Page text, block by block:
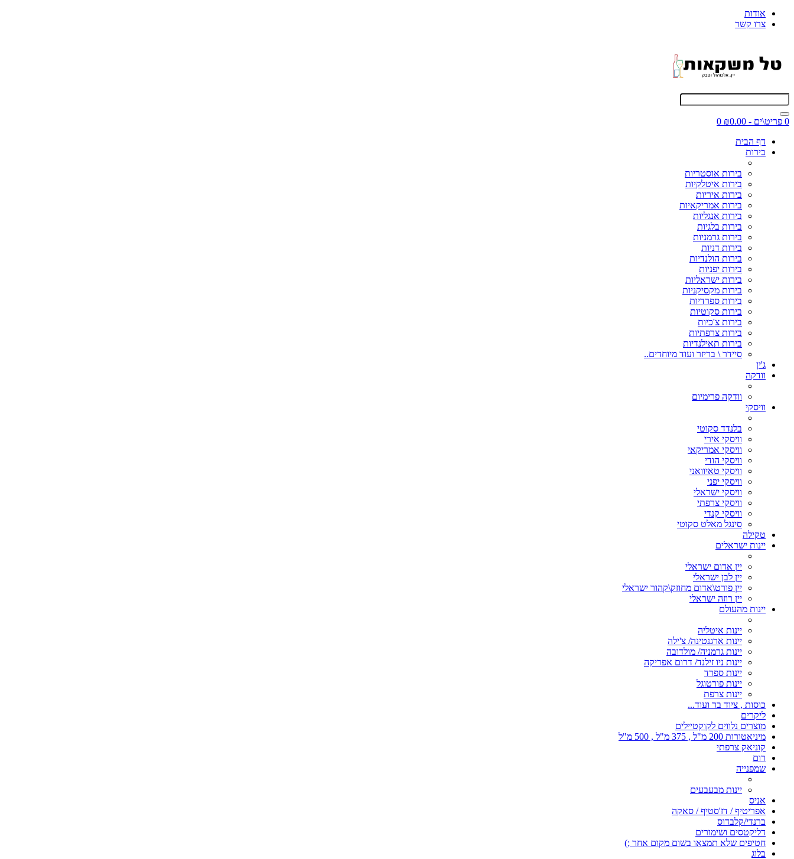
אודות
צרו קשר
0 פריט\ים - ₪0.00
0
דף הבית
בירות
בירות אוסטריות
בירות איטלקיות
בירות איריות
בירות אמריקאיות
בירות אנגליות
בירות בלגיות
בירות גרמניות
בירות דניות
בירות הולנדיות
בירות יפניות
בירות ישראליות
בירות מקסיקניות
בירות ספרדיות
בירות סקוטיות
בירות צ'כיות
בירות צרפתיות
בירות תאילנדיות
סיידר \ בריזר ועוד מיוחדים..
ג'ין
וודקה
וודקה פרימיום
וויסקי
בלנדד סקוטי
וויסקי אירי
וויסקי אמריקאי
וויסקי הודי
וויסקי טאיוואני
וויסקי יפני
וויסקי ישראלי
וויסקי צרפתי
וויסקי קנדי
סינגל מאלט סקוטי
טקילה
יינות ישראלים
יין אדום ישראלי
יין לבן ישראלי
יין פורט\אדום מחוזק\קהור ישראלי
יין רוזה ישראלי
יינות מהעולם
יינות איטליה
יינות ארגנטינה/ צ'ילה
יינות גרמניה/ מולדובה
יינות ניו זילנד/ דרום אפריקה
יינות ספרד
יינות פורטוגל
יינות צרפת
כוסות , ציוד בר ועוד...
ליקרים
מוצרים נלווים לקוקטיילים
מיניאטורות 200 מ"ל , 375 מ"ל , 500 מ"ל
קוניאק צרפתי
רום
שמפנייה
יינות מבעבעים
אניס
אפריטיף / דז'סטיף / סאקה
ברנדי/קלבדוס
דליקטסים ושימורים
חטיפים שלא תמצאו בשום מקום אחר ;)
בלוג